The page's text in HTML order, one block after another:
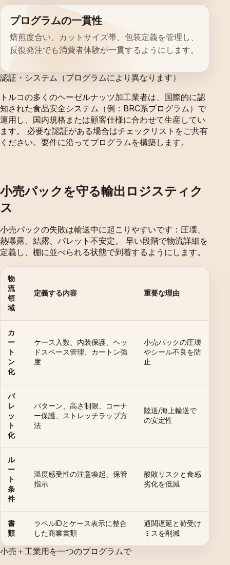
プログラムの一貫性
焙煎度合い、カットサイズ帯、包装定義を管理し、
反復発注でも消費者体験が一貫するようにします。
認証・システム（プログラムにより異なります）
トルコの多くのヘーゼルナッツ加工業者は、国際的に認
知された食品安全システム（例：BRC系プログラム）で
運用し、国内規格または顧客仕様に合わせて生産してい
ます。 必要な認証がある場合はチェックリストをご共有
ください。要件に沿ってプログラムを構築します。
小売パックを守る輸出ロジスティク
ス
小売パックの失敗は輸送中に起こりやすいです：圧壊、
熱曝露、結露、パレット不安定。 早い段階で物流詳細を
定義し、棚に並べられる状態で到着するようにします。
物
流
領
域
定義する内容 重要な理由
カ
ー
ト
ン
化
ケース入数、内装保護、ヘッ
ドスペース管理、カートン強
度
小売パックの圧壊
やシール不良を防
止
パ
レ
ッ
ト
化
パターン、高さ制限、コーナ
ー保護、ストレッチラップ方
法
陸送/海上輸送で
の安定性
ル
ー
ト
条
件
温度感受性の注意喚起、保管
指示
酸敗リスクと食感
劣化を低減
書
類
ラベルIDとケース表示に整合
した商業書類
通関遅延と荷受け
ミスを削減
小売＋工業用を一つのプログラムで